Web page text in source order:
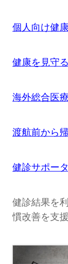
個人向け健
健康を見守
海外総合医
渡航前から
健診サポー
健診結果を
慣改善を支